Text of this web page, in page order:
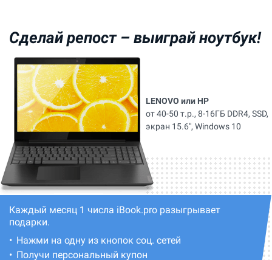
Сделай репост – выиграй ноутбук!
Каждый месяц 1 числа iBook.pro разыгрывает
подарки.
Нажми на одну из кнопок соц. сетей
Получи персональный купон
LENOVO или HP
от 40-50 т.р., 8-16ГБ DDR4, SSD,
экран 15.6", Windows 10